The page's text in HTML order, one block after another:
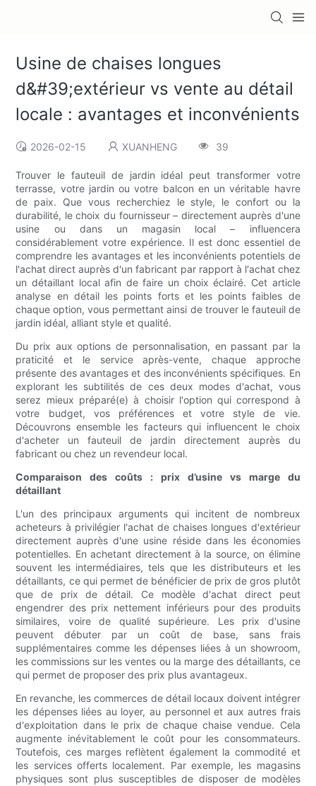
Usine de chaises longues
d&#39;extérieur vs vente au détail
locale : avantages et inconvénients
2026-02-15 XUANHENG 39
Trouver le fauteuil de jardin idéal peut transformer votre
terrasse, votre jardin ou votre balcon en un véritable havre
de paix. Que vous recherchiez le style, le confort ou la
durabilité, le choix du fournisseur – directement auprès d'une
usine ou dans un magasin local – influencera
considérablement votre expérience. Il est donc essentiel de
comprendre les avantages et les inconvénients potentiels de
l'achat direct auprès d'un fabricant par rapport à l'achat chez
un détaillant local afin de faire un choix éclairé. Cet article
analyse en détail les points forts et les points faibles de
chaque option, vous permettant ainsi de trouver le fauteuil de
jardin idéal, alliant style et qualité.
Du prix aux options de personnalisation, en passant par la
praticité et le service après-vente, chaque approche
présente des avantages et des inconvénients spécifiques. En
explorant les subtilités de ces deux modes d'achat, vous
serez mieux préparé(e) à choisir l'option qui correspond à
votre budget, vos préférences et votre style de vie.
Découvrons ensemble les facteurs qui influencent le choix
d'acheter un fauteuil de jardin directement auprès du
fabricant ou chez un revendeur local.
Comparaison des coûts : prix d’usine vs marge du
détaillant
L'un des principaux arguments qui incitent de nombreux
acheteurs à privilégier l'achat de chaises longues d'extérieur
directement auprès d'une usine réside dans les économies
potentielles. En achetant directement à la source, on élimine
souvent les intermédiaires, tels que les distributeurs et les
détaillants, ce qui permet de bénéficier de prix de gros plutôt
que de prix de détail. Ce modèle d'achat direct peut
engendrer des prix nettement inférieurs pour des produits
similaires, voire de qualité supérieure. Les prix d'usine
peuvent débuter par un coût de base, sans frais
supplémentaires comme les dépenses liées à un showroom,
les commissions sur les ventes ou la marge des détaillants, ce
qui permet de proposer des prix plus avantageux.
En revanche, les commerces de détail locaux doivent intégrer
les dépenses liées au loyer, au personnel et aux autres frais
d'exploitation dans le prix de chaque chaise vendue. Cela
augmente inévitablement le coût pour les consommateurs.
Toutefois, ces marges reflètent également la commodité et
les services offerts localement. Par exemple, les magasins
physiques sont plus susceptibles de disposer de modèles